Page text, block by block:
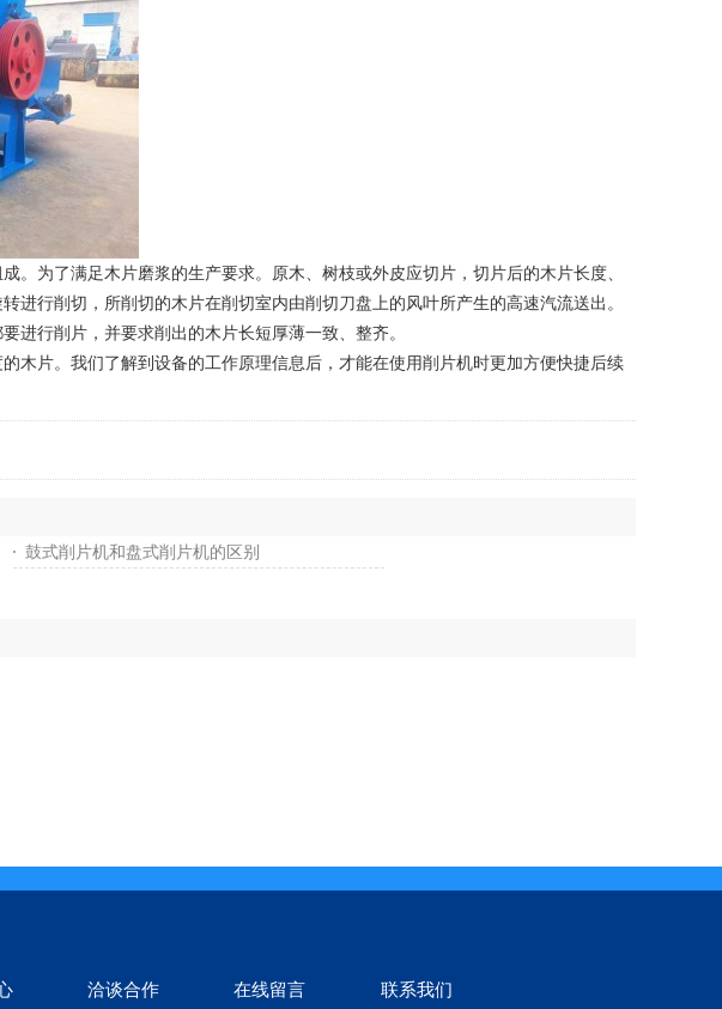
为了满足木片磨浆的生产要求。原木、树枝或外皮应切片，切片后的木片长度、
行削切，所削切的木片在削切室内由削切刀盘上的风叶所产生的高速汽流送出。
进行削片，并要求削出的木片长短厚薄一致、整齐。
片。我们了解到设备的工作原理信息后，才能在使用削片机时更加方便快捷后续
鼓式削片机和盘式削片机的区别
洽谈合作 在线留言 联系我们